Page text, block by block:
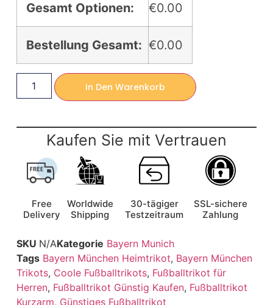
Gesamt Optionen: €0.00
Bestellung Gesamt: €0.00
In Den Warenkorb
Kaufen Sie mit Vertrauen
Free
Delivery
Worldwide
Shipping
30-tägiger
Testzeitraum
SSL-sichere
Zahlung
SKU N/AKategorie Bayern Munich
Tags Bayern München Heimtrikot, Bayern München
Trikots, Coole Fußballtrikots, Fußballtrikot für
Herren, Fußballtrikot Günstig Kaufen, Fußballtrikot
Kurzarm, Günstiges Fußballtrikot